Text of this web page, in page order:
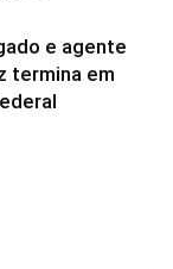
e agente
termina em